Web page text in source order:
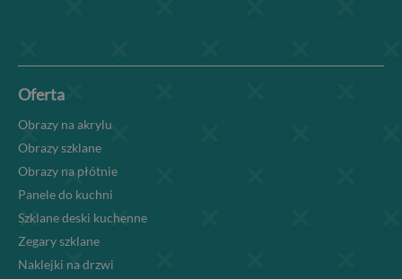
Oferta
Obrazy na akrylu
Obrazy szklane
Obrazy na płótnie
Panele do kuchni
Szklane deski kuchenne
Zegary szklane
Naklejki na drzwi